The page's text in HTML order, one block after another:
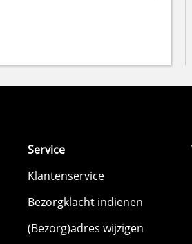
Service
Klantenservice
Bezorgklacht indienen
(Bezorg)adres wijzigen